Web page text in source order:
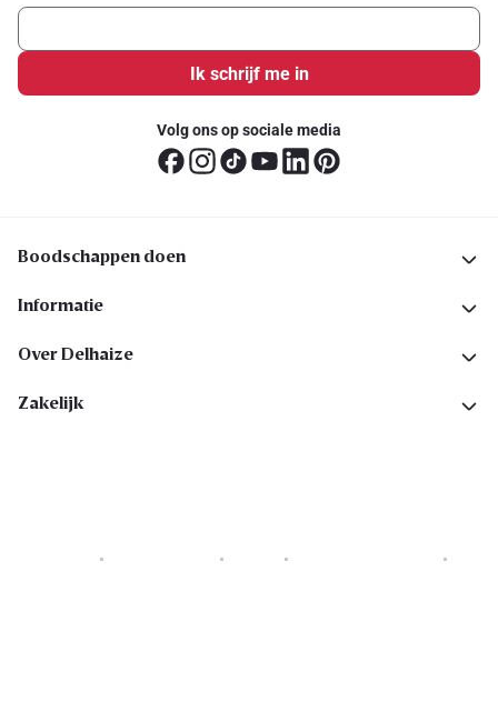
Ik schrijf me in
Volg ons op sociale media
Boodschappen doen
Informatie
Over Delhaize
Zakelijk